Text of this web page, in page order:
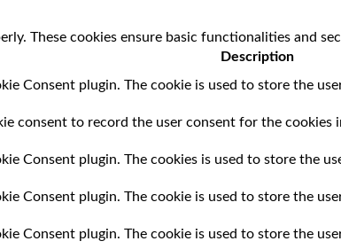
These cookies ensure basic functionalities and
Description
Consent plugin. The cookie is used to store the
consent to record the user consent for the cookies
Consent plugin. The cookies is used to store the
Consent plugin. The cookie is used to store the
Consent plugin. The cookie is used to store the